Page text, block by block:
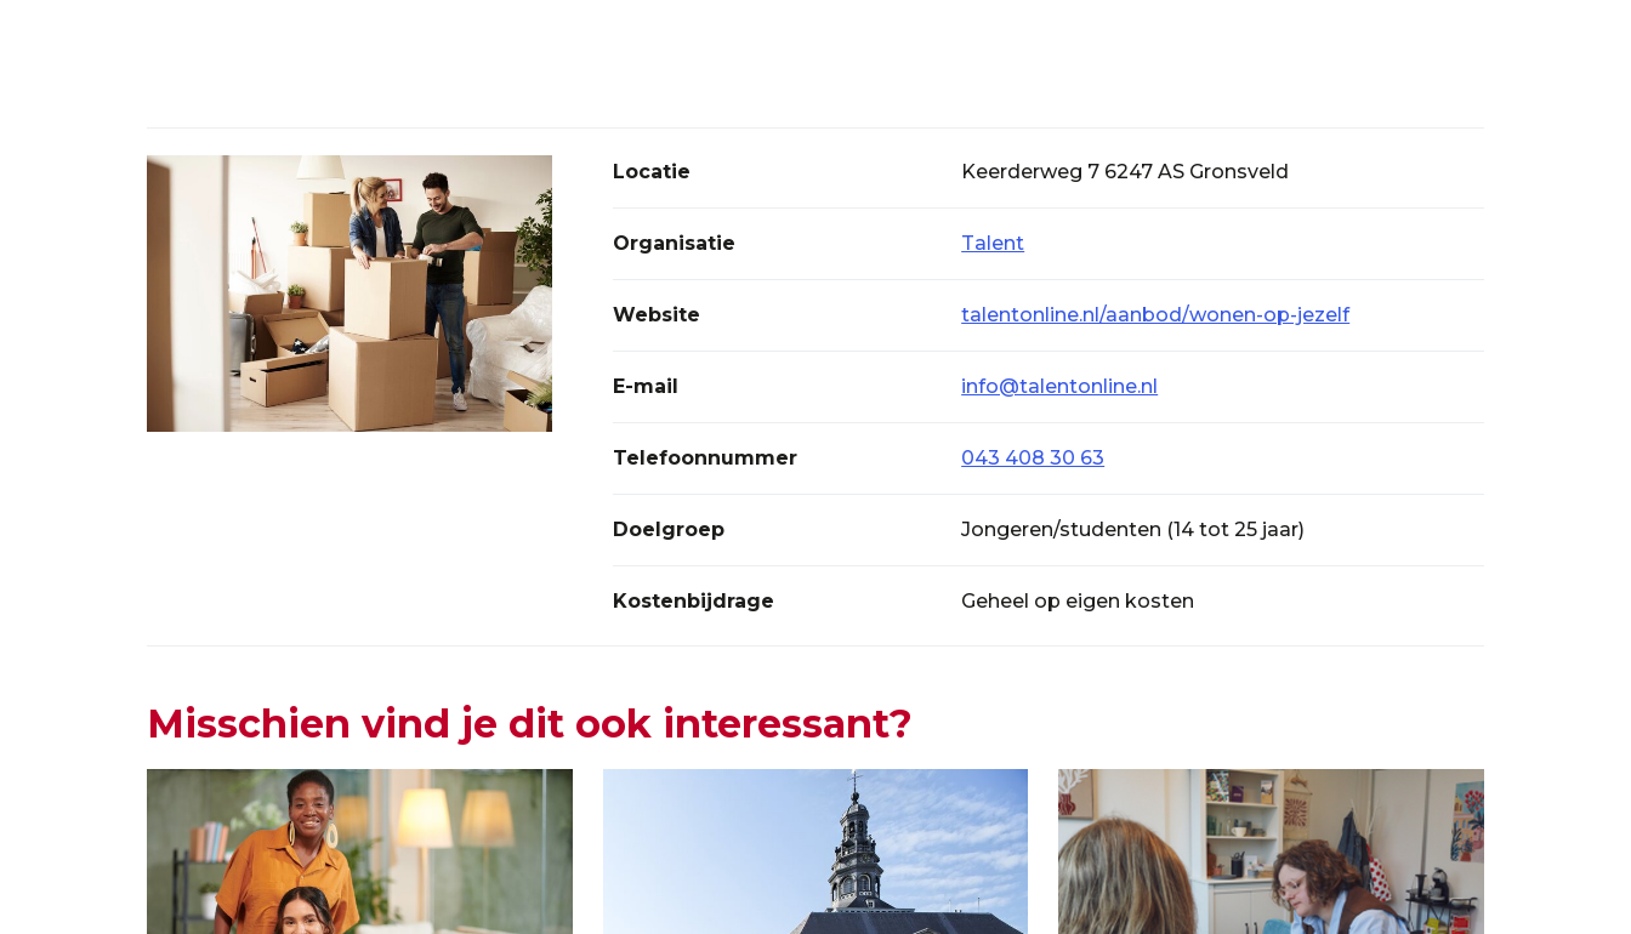
Locatie Keerderweg 7 6247 AS Gronsveld
Organisatie Talent
Website talentonline.nl/aanbod/wonen-op-jezelf
E-mail info@talentonline.nl
Telefoonnummer 043 408 30 63
Doelgroep Jongeren/studenten (14 tot 25 jaar)
Kostenbijdrage Geheel op eigen kosten
Misschien vind je dit ook interessant?